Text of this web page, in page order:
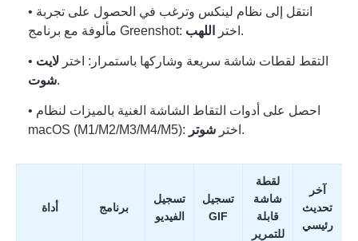
• انتقل إلى نظام لينكس وترغب في الحصول على تجربة
مألوفة مع برنامج Greenshot: اختر
اللهب .
• التقط لقطات شاشة سريعة وشاركها باستمرار: اختر لايت
شوت.
• احصل على أدوات التقاط الشاشة الغنية بالميزات لنظام
macOS (M1/M2/M3/M4/M5): اختر شوتر .
أداة برنامج
تسجيل
الفيديو
تسجيل
GIF
لقطة
شاشة
قابلة
للتمرير
آخر
تحديث
رئيسي